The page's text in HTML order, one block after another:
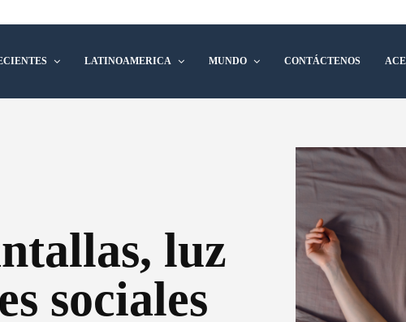
LATINOAMERICA MUNDO CONTÁCTENOS
luz
sociales